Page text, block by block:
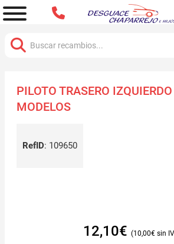
PILOTO TRASERO
MODELOS
RefID: 109650
12,10€ 10,00€